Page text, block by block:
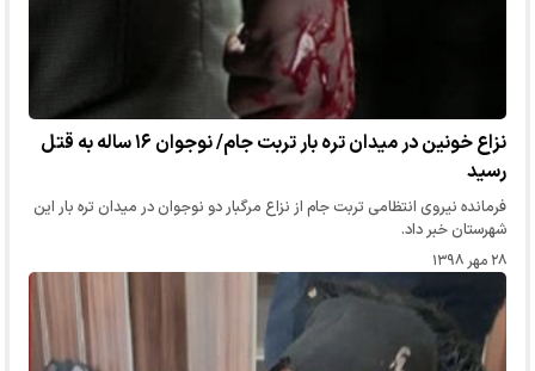
نزاع خونین در میدان تره بار تربت جام/ نوجوان ۱۶ ساله به قتل
رسید
فرمانده نیروی انتظامی تربت جام از نزاع مرگبار دو نوجوان در میدان تره بار این
شهرستان خبر داد.
۲۸ مهر ۱۳۹۸